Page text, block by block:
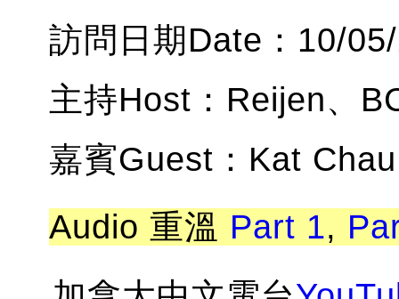
訪問日期Date：10/
主持Host：Reijen、
嘉賓Guest：Kat
Audio 重溫 Part 1,